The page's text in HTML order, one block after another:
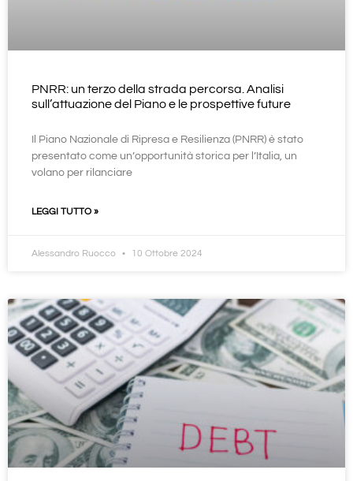
PNRR: un terzo della strada percorsa. Analisi
sull’attuazione del Piano e le prospettive future
Il Piano Nazionale di Ripresa e Resilienza (PNRR) è stato
presentato come un’opportunità storica per l’Italia, un
volano per rilanciare
LEGGI TUTTO »
Alessandro Ruocco 10 Ottobre 2024